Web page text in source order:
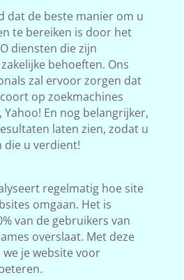
dat de beste manier om u
te bereiken is door het
diensten die zijn
behoeften. Ons
zal ervoor zorgen dat
op zoekmachines
Yahoo! En nog belangrijker,
laten zien, zodat u
die u verdient!
regelmatig hoe site
omgaan. Het is
van de gebruikers van
overslaat. Met deze
je website voor